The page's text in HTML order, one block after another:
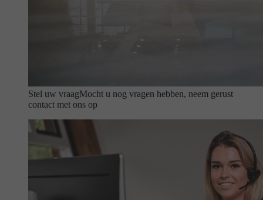
Stel uw vraagMocht u nog vragen hebben, neem gerust
contact met ons op